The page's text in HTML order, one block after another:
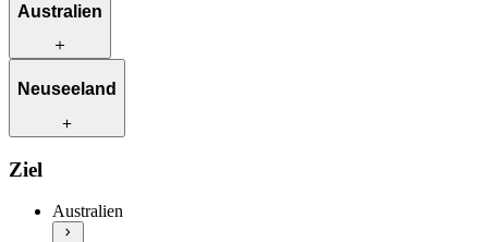
Australien
Reiserouten zur Inspiration
Einzigartige Aktivitäten
Flüge und Zwischenstopps
Autofahren in Australien
Neuseeland
Einzigartige Aktivitäten
Ziel
Australien